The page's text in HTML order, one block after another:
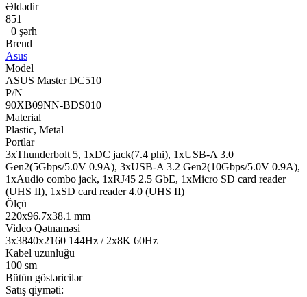
Əldədir
851
0 şərh
Brend
Asus
Model
ASUS Master DC510
P/N
90XB09NN-BDS010
Material
Plastic, Metal
Portlar
3xThunderbolt 5, 1xDC jack(7.4 phi), 1xUSB-A 3.0
Gen2(5Gbps/5.0V 0.9A), 3xUSB-A 3.2 Gen2(10Gbps/5.0V 0.9A),
1xAudio combo jack, 1xRJ45 2.5 GbE, 1xMicro SD card reader
(UHS II), 1xSD card reader 4.0 (UHS II)
Ölçü
220x96.7x38.1 mm
Video Qətnaməsi
3x3840x2160 144Hz / 2x8K 60Hz
Kabel uzunluğu
100 sm
Bütün göstəricilər
Satış qiyməti: